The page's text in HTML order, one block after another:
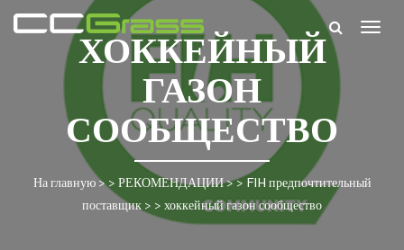
ХОККЕЙНЫЙ
ГАЗОН
СООБЩЕСТВО
На главную> > РЕКОМЕНДАЦИИ> > FIH предпочтительный
поставщик > > хоккейный газон сообщество